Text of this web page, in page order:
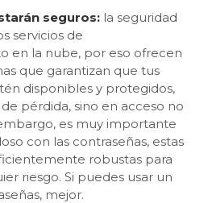
seguros: la seguridad
servicios de
en la nube, por eso ofrecen
que garantizan que tus
disponibles y protegidos,
pérdida, sino en acceso no
es muy importante
con las contraseñas, estas
robustas para
riesgo. Si puedes usar un
mejor.